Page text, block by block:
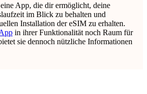
App, die dir ermöglicht, deine
im Blick zu behalten und
Installation der eSIM zu erhalten.
in ihrer Funktionalität noch Raum für
sie dennoch nützliche Informationen